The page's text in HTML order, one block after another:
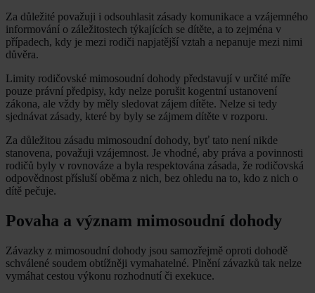
Za důležité považuji i odsouhlasit zásady komunikace a vzájemného
informování o záležitostech týkajících se dítěte, a to zejména v
případech, kdy je mezi rodiči napjatější vztah a nepanuje mezi nimi
důvěra.
Limity rodičovské mimosoudní dohody představují v určité míře
pouze právní předpisy, kdy nelze porušit kogentní ustanovení
zákona, ale vždy by měly sledovat zájem dítěte. Nelze si tedy
sjednávat zásady, které by byly se zájmem dítěte v rozporu.
Za důležitou zásadu mimosoudní dohody, byť tato není nikde
stanovena, považuji vzájemnost. Je vhodné, aby práva a povinnosti
rodičů byly v rovnováze a byla respektována zásada, že rodičovská
odpovědnost přísluší oběma z nich, bez ohledu na to, kdo z nich o
dítě pečuje.
Povaha a význam mimosoudní dohody
Závazky z mimosoudní dohody jsou samozřejmě oproti dohodě
schválené soudem obtížněji vymahatelné. Plnění závazků tak nelze
vymáhat cestou výkonu rozhodnutí či exekuce.